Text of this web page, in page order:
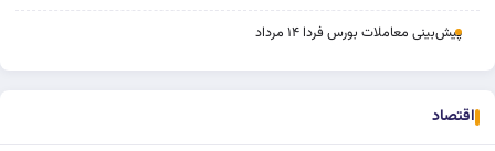
پیش‌بینی معاملات بورس فردا ۱۴ مرداد
اقتصاد